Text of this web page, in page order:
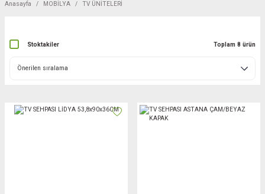
Anasayfa MOBİLYA TV ÜNİTELERİ
Stoktakiler Toplam 8 ürün